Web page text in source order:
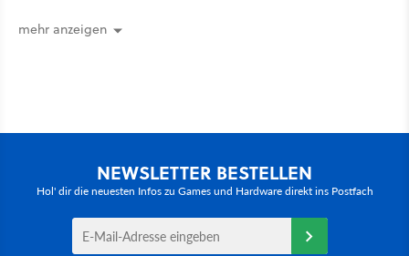
mehr anzeigen
NEWSLETTER BESTELLEN
Hol' dir die neuesten Infos zu Games und Hardware direkt ins Postfach